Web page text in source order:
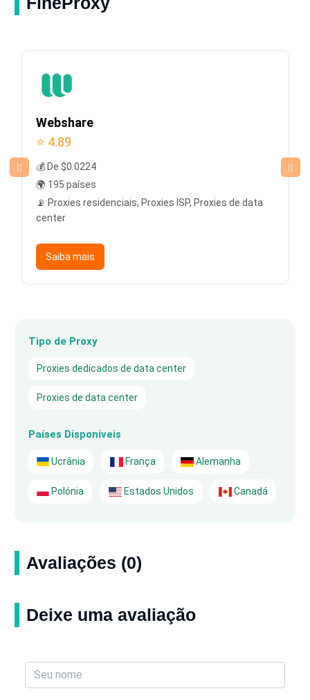
Webshare
⭐ 4.89
💰 De $0.0224
🌍 195 países
📡 Proxies residenciais, Proxies ISP, Proxies de data
center
Saiba mais
Tipo de Proxy
Proxies dedicados de data center
Proxies de data center
Países Disponíveis
Ucrânia França Alemanha
Polónia Estados Unidos Canadá
Avaliações (0)
Deixe uma avaliação